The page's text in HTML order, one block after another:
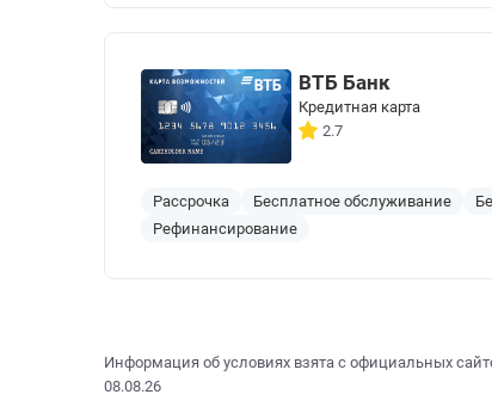
ВТБ Банк
Кредитная карта
2.7
Рассрочка Бесплатное обслуживание
Рефинансирование
Информация об условиях взята с официальных
08.08.26